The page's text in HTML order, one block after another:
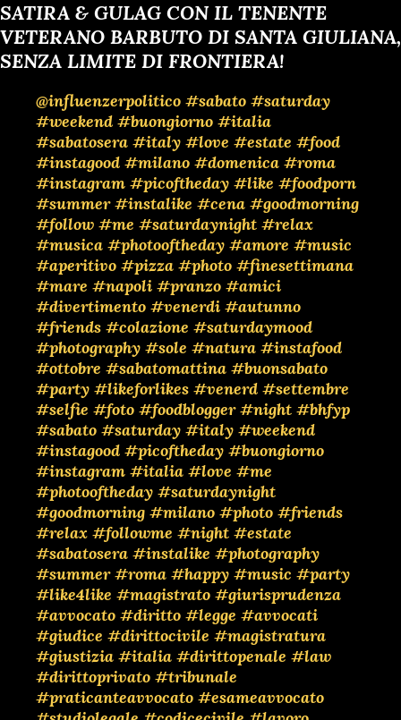
SATIRA & GULAG CON IL TENENTE
VETERANO BARBUTO DI SANTA GIULIANA,
SENZA LIMITE DI FRONTIERA!
@influenzerpolitico #sabato #saturday
#weekend #buongiorno #italia
#sabatosera #italy #love #estate #food
#instagood #milano #domenica #roma
#instagram #picoftheday #like #foodporn
#summer #instalike #cena #goodmorning
#follow #me #saturdaynight #relax
#musica #photooftheday #amore #music
#aperitivo #pizza #photo #finesettimana
#mare #napoli #pranzo #amici
#divertimento #venerdi #autunno
#friends #colazione #saturdaymood
#photography #sole #natura #instafood
#ottobre #sabatomattina #buonsabato
#party #likeforlikes #venerd #settembre
#selfie #foto #foodblogger #night #bhfyp
#sabato #saturday #italy #weekend
#instagood #picoftheday #buongiorno
#instagram #italia #love #me
#photooftheday #saturdaynight
#goodmorning #milano #photo #friends
#relax #followme #night #estate
#sabatosera #instalike #photography
#summer #roma #happy #music #party
#like4like #magistrato #giurisprudenza
#avvocato #diritto #legge #avvocati
#giudice #dirittocivile #magistratura
#giustizia #italia #dirittopenale #law
#dirittoprivato #tribunale
#praticanteavvocato #esameavvocato